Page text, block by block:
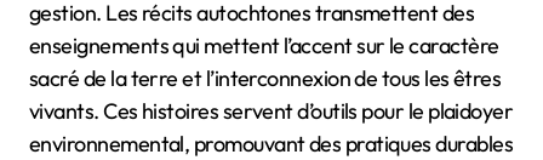
gestion. Les récits autochtones transmettent des
enseignements qui mettent l’accent sur le caractère
sacré de la terre et l’interconnexion de tous les êtres
vivants. Ces histoires servent d’outils pour le plaidoyer
environnemental, promouvant des pratiques durables